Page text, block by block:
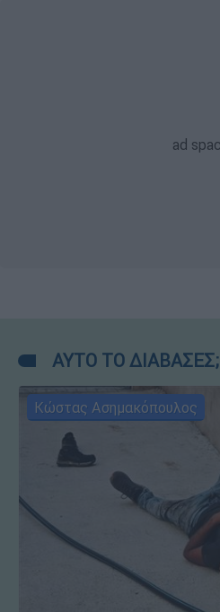
ΑΥΤΟ ΤΟ ΔΙΑΒΑΣΕΣ;
Κώστας Ασημακόπουλος